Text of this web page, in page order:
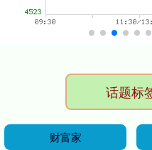
话题标
财富家